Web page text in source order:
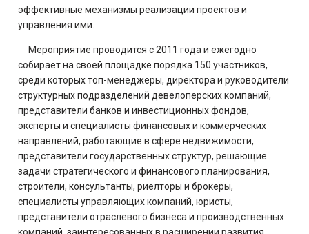
эффективные механизмы реализации проектов и
управления ими.
Мероприятие проводится с 2011 года и ежегодно
собирает на своей площадке порядка 150 участников,
среди которых топ-менеджеры, директора и руководители
структурных подразделений девелоперских компаний,
представители банков и инвестиционных фондов,
эксперты и специалисты финансовых и коммерческих
направлений, работающие в сфере недвижимости,
представители государственных структур, решающие
задачи стратегического и финансового планирования,
строители, консультанты, риелторы и брокеры,
специалисты управляющих компаний, юристы,
представители отраслевого бизнеса и производственных